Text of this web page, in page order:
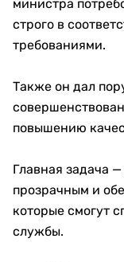
министра
строго в
требованиями.
Также он дал
повышению
Главная задача
прозрачным и
которые смогут
службы.